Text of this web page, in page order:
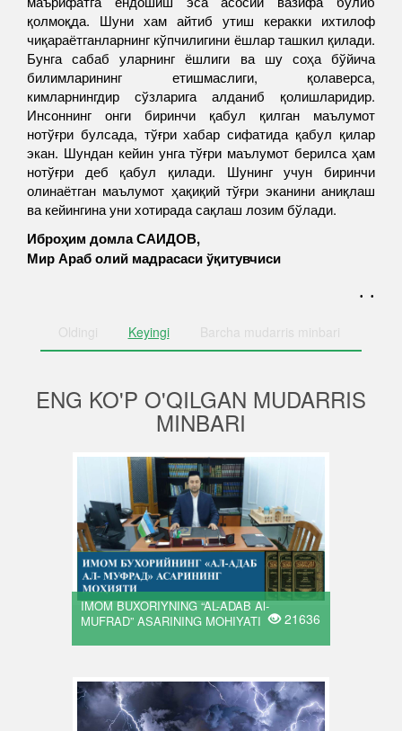
қолмоқда. Шуни хам айтиб утиш керакки ихтилоф
чиқараётганларнинг кўпчилигини ёшлар ташкил қилади.
Бунга сабаб уларнинг ёшлиги ва шу соҳа бўйича
билимларининг етишмаслиги, қолаверса,
кимларнингдир сўзларига алданиб қолишларидир.
Инсоннинг онги биринчи қабул қилган маълумот
нотўғри булсада, тўғри хабар сифатида қабул қилар
экан. Шундан кейин унга тўғри маълумот берилса ҳам
нотўғри деб қабул қилади. Шунинг учун биринчи
олинаётган маълумот ҳақиқий тўғри эканини аниқлаш
ва кейингина уни хотирада сақлаш лозим бўлади.
Иброҳим домлаСАИДОВ,
Мир Араб олий мадрасаси ўқитувчиси
. .
Oldingi Keyingi Barcha mudarris minbari
ENG KO'P O'QILGAN MUDARRIS
MINBARI
IMOM BUXORIYNING “AL-ADAB Al-
MUFRAD” ASARINING MOHIYATI
21636